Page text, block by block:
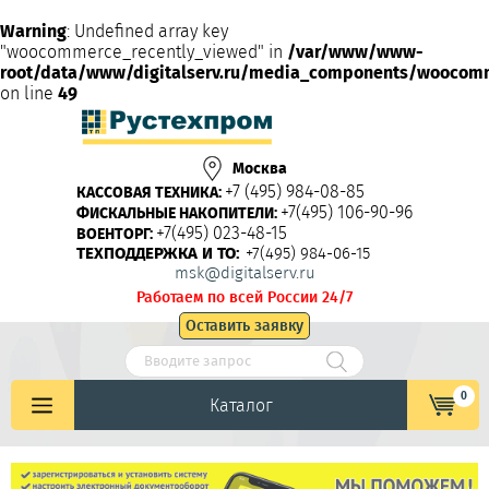
Warning: Undefined array key
"woocommerce_recently_viewed" in /var/www/www-
root/data/www/digitalserv.ru/media_components/
on line 49
Москва
КАССОВАЯ ТЕХНИКА: +7 (495) 984-08-85
ФИСКАЛЬНЫЕ НАКОПИТЕЛИ: +7(495) 106-90-96
ВОЕНТОРГ: +7(495) 023-48-15
ТЕХПОДДЕРЖКА И ТО: +7(495) 984-06-15
msk@digitalserv.ru
Работаем по всей России 24/7
Оставить заявку
Каталог 0